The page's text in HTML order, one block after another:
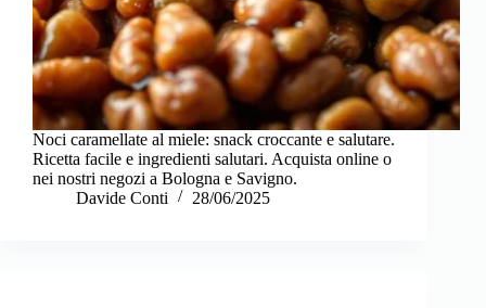
Noci caramellate al miele: snack croccante e salutare.
Ricetta facile e ingredienti salutari. Acquista online o
nei nostri negozi a Bologna e Savigno.
Davide Conti
28/06/2025